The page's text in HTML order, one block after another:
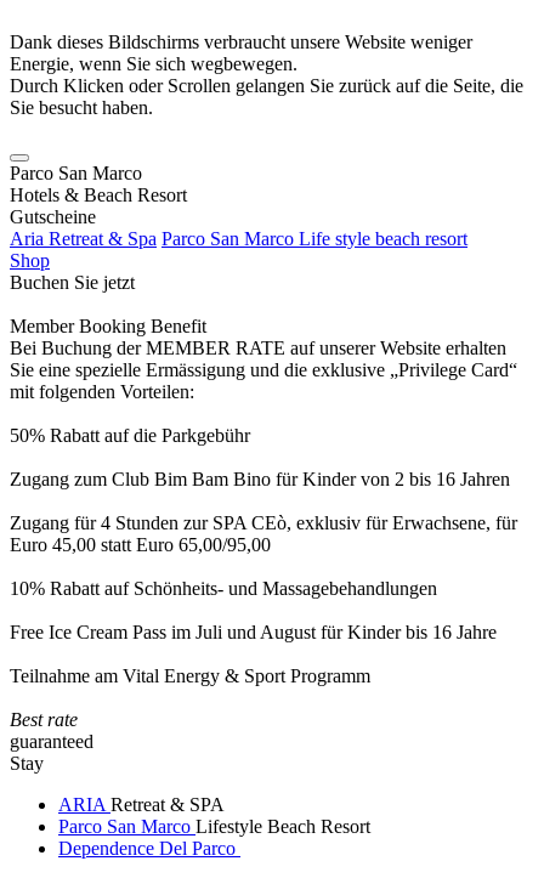
Dank dieses Bildschirms verbraucht unsere Website weniger
Energie, wenn Sie sich wegbewegen.
Durch Klicken oder Scrollen gelangen Sie zurück auf die Seite, die
Sie besucht haben.
Parco San Marco
Hotels & Beach Resort
Gutscheine
Aria Retreat & Spa Parco San Marco Life style beach resort
Shop
Buchen Sie jetzt
Member Booking Benefit
Bei Buchung der MEMBER RATE auf unserer Website erhalten
Sie eine spezielle Ermässigung und die exklusive „Privilege Card“
mit folgenden Vorteilen:
50% Rabatt auf die Parkgebühr
Zugang zum Club Bim Bam Bino für Kinder von 2 bis 16 Jahren
Zugang für 4 Stunden zur SPA CEò, exklusiv für Erwachsene, für
Euro 45,00 statt Euro 65,00/95,00
10% Rabatt auf Schönheits- und Massagebehandlungen
Free Ice Cream Pass im Juli und August für Kinder bis 16 Jahre
Teilnahme am Vital Energy & Sport Programm
Best rate
guaranteed
Stay
ARIA Retreat & SPA
Parco San Marco Lifestyle Beach Resort
Dependence Del Parco